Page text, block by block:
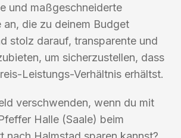
und maßgeschneiderte
an, die zu deinem Budget
stolz darauf, transparente und
um sicherzustellen, dass
Leistungs-Verhältnis erhältst.
verschwenden, wenn du mit
Halle (Saale) beim